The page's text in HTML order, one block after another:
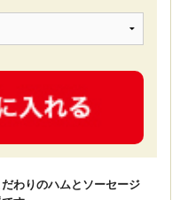
わりのハムとソーセージ